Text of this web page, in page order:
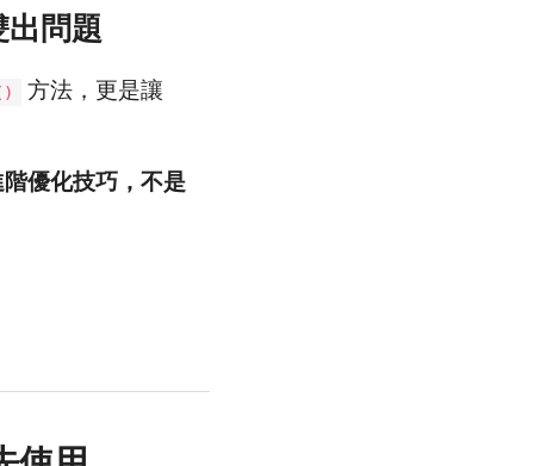
問題
方法，更是讓
優化技巧，不是